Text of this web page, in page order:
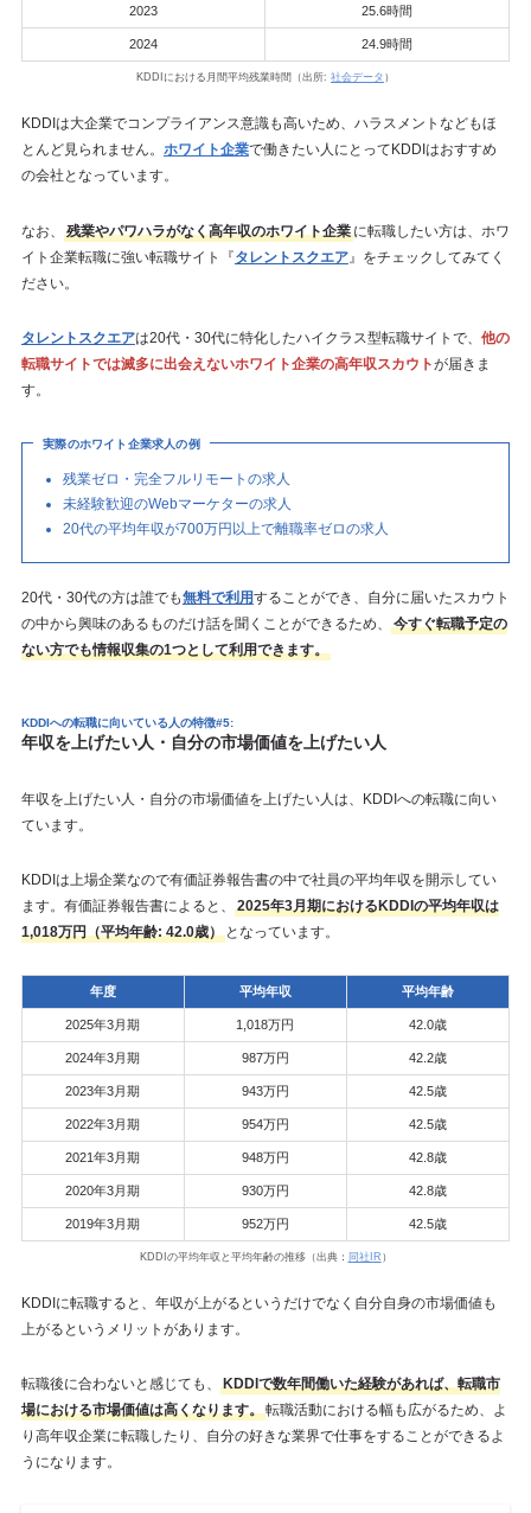
2023 25.6時間
2024 24.9時間
KDDIにおける月間平均残業時間（出所: 社会データ ）
KDDIは大企業でコンプライアンス意識も高いため、ハラスメントなどもほ
とんど見られません。 ホワイト企業で働きたい人にとってKDDIはおすすめ
の会社となっています。
なお、 残業やパワハラがなく高年収のホワイト企業 に転職したい方は、ホワ
イト企業転職に強い転職サイト『タレントスクエア』をチェックしてみてく
ださい。
タレントスクエアは20代・30代に特化したハイクラス型転職サイトで、 他の
転職サイトでは滅多に出会えないホワイト企業の高年収スカウトが届きま
す。
実際のホワイト企業求人の例
残業ゼロ・完全フルリモートの求人
未経験歓迎のWebマーケターの求人
20代の平均年収が700万円以上で離職率ゼロの求人
20代・30代の方は誰でも無料で利用することができ、自分に届いたスカウト
の中から興味のあるものだけ話を聞くことができるため、
今すぐ転職予定の
ない方でも情報収集の1つとして利用できます。
KDDIへの転職に向いている人の特徴#5:
年収を上げたい人・自分の市場価値を上げたい人
年収を上げたい人・自分の市場価値を上げたい人は、KDDIへの転職に向い
ています。
KDDIは上場企業なので有価証券報告書の中で社員の平均年収を開示してい
ます。有価証券報告書によると、
2025年3月期におけるKDDIの平均年収は
1,018万円（平均年齢: 42.0歳）となっています。
年度 平均年収 平均年齢
2025年3月期 1,018万円 42.0歳
2024年3月期 987万円 42.2歳
2023年3月期 943万円 42.5歳
2022年3月期 954万円 42.5歳
2021年3月期 948万円 42.8歳
2020年3月期 930万円 42.8歳
2019年3月期 952万円 42.5歳
KDDIの平均年収と平均年齢の推移（出典： 同社IR ）
KDDIに転職すると、年収が上がるというだけでなく自分自身の市場価値も
上がるというメリットがあります。
転職後に合わないと感じても、
KDDIで数年間働いた経験があれば、転職市
場における市場価値は高くなります。転職活動における幅も広がるため、よ
り高年収企業に転職したり、自分の好きな業界で仕事をすることができるよ
うになります。